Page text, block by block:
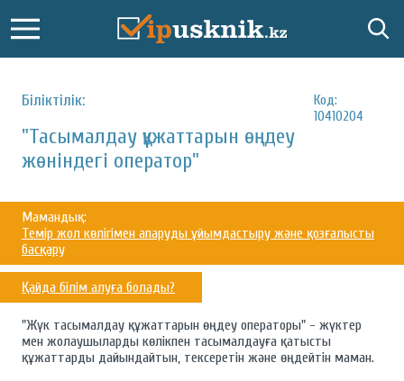
Біліктілік:
Код:
10410204
"Тасымалдау құжаттарын өңдеу
жөніндегі оператор"
Мамандық:
Темір жол көлігімен апаруды ұйымдастыру және қозғалысты
басқару
Қайда білім алуға болады?
"Жүк тасымалдау құжаттарын өңдеу операторы" - жүктер
мен жолаушыларды көлікпен тасымалдауға қатысты
құжаттарды дайындайтын, тексеретін және өңдейтін маман.